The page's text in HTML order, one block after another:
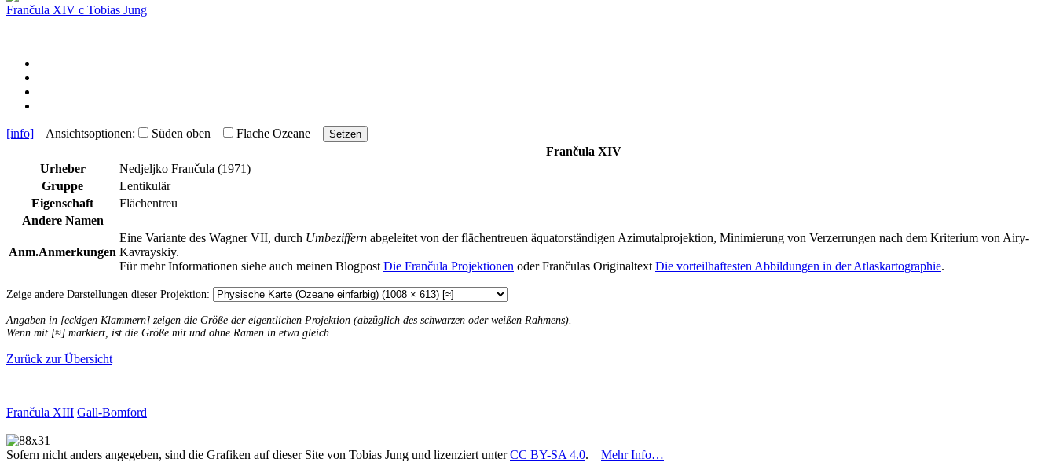
Frančula XIV c Tobias Jung
[info] Ansichtsoptionen: Süden oben Flache Ozeane Setzen
Frančula XIV
Urheber
Nedjeljko Frančula (1971)
Gruppe
Lentikulär
Eigenschaft
Flächentreu
Andere Namen
—
Anm.Anmerkungen
Eine Variante des Wagner VII, durch Umbeziffern abgeleitet von der flächentreuen äquatorständigen Azimutalprojektion, Minimierung von Verzerrungen nach dem Kriterium von Airy-
Kavrayskiy.
Für mehr Informationen siehe auch meinen Blogpost Die Frančula Projektionen oder Frančulas Originaltext Die vorteilhaftesten Abbildungen in der Atlaskartographie.
Zeige andere Darstellungen dieser Projektion:
Angaben in [eckigen Klammern] zeigen die Größe der eigentlichen Projektion (abzüglich des schwarzen oder weißen Rahmens).
Wenn mit [≈] markiert, ist die Größe mit und ohne Ramen in etwa gleich.
Zurück zur Übersicht
Frančula XIII Gall-Bomford
Sofern nicht anders angegeben, sind die Grafiken auf dieser Site von Tobias Jung und lizenziert unterCC BY-SA 4.0. Mehr Info…